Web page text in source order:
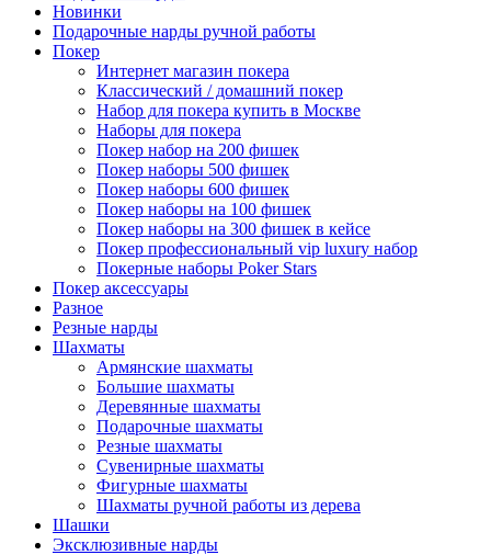
Новинки
Подарочные нарды ручной работы
Покер
Интернет магазин покера
Классический / домашний покер
Набор для покера купить в Москве
Наборы для покера
Покер набор на 200 фишек
Покер наборы 500 фишек
Покер наборы 600 фишек
Покер наборы на 100 фишек
Покер наборы на 300 фишек в кейсе
Покер профессиональный vip luxury набор
Покерные наборы Poker Stars
Покер аксессуары
Разное
Резные нарды
Шахматы
Армянские шахматы
Большие шахматы
Деревянные шахматы
Подарочные шахматы
Резные шахматы
Сувенирные шахматы
Фигурные шахматы
Шахматы ручной работы из дерева
Шашки
Эксклюзивные нарды